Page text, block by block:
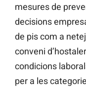
mesures de
decisions
de pis com a
conveni
condicions
per a les